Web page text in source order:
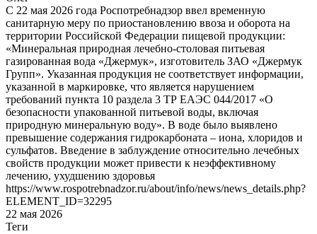
С 22 мая 2026 года Роспотребнадзор ввел временную
санитарную меру по приостановлению ввоза и оборота на
территории Российской Федерации пищевой продукции:
«Минеральная природная лечебно-столовая питьевая
газированная вода «Джермук», изготовитель ЗАО «Джермук
Групп». Указанная продукция не соответствует информации,
указанной в маркировке, что является нарушением
требований пункта 10 раздела 3 ТР ЕАЭС 044/2017 «О
безопасности упакованной питьевой воды, включая
природную минеральную воду». В воде было выявлено
превышение содержания гидрокарбоната – иона, хлоридов и
сульфатов. Введение в заблуждение относительно лечебных
свойств продукции может привести к неэффективному
лечению, ухудшению здоровья
https://www.rospotrebnadzor.ru/about/info/news/news_details.php?
ELEMENT_ID=32295
22 мая 2026
Теги